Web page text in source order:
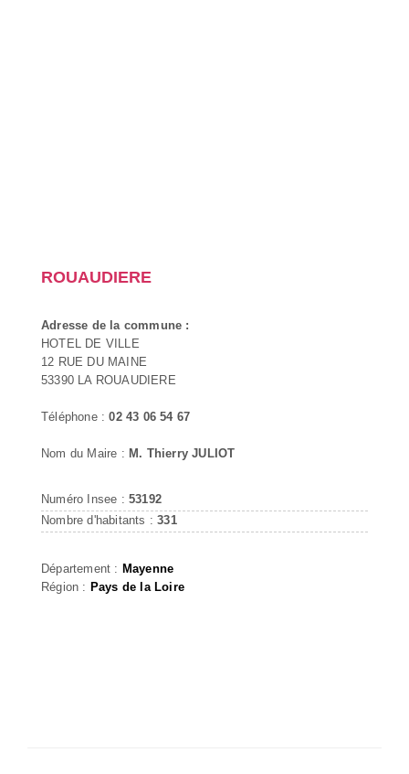
ROUAUDIERE
Adresse de la commune :
HOTEL DE VILLE
12 RUE DU MAINE
53390 LA ROUAUDIERE
Téléphone :02 43 06 54 67
Nom du Maire : M. Thierry JULIOT
Numéro Insee : 53192
Nombre d'habitants :331
Département : Mayenne
Région : Pays de la Loire